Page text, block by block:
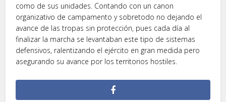
como de sus unidades. Contando con un canon
organizativo de campamento y sobretodo no dejando el
avance de las tropas sin protección, pues cada día al
finalizar la marcha se levantaban este tipo de sistemas
defensivos, ralentizando el ejército en gran medida pero
asegurando su avance por los territorios hostiles.